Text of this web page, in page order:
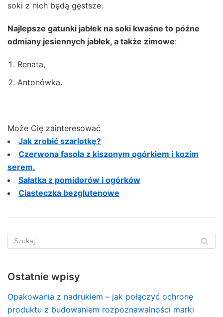
soki z nich będą gęstsze.
Najlepsze gatunki jabłek na soki kwaśne to późne
odmiany jesiennych jabłek, a także zimowe:
Renata,
Antonówka.
Może Cię zainteresować
Jak zrobić szarlotkę?
Czerwona fasola z kiszonym ogórkiem i kozim
serem.
Sałatka z pomidorów i ogórków
Ciasteczka bezglutenowe
Ostatnie wpisy
Opakowania z nadrukiem – jak połączyć ochronę
produktu z budowaniem rozpoznawalności marki